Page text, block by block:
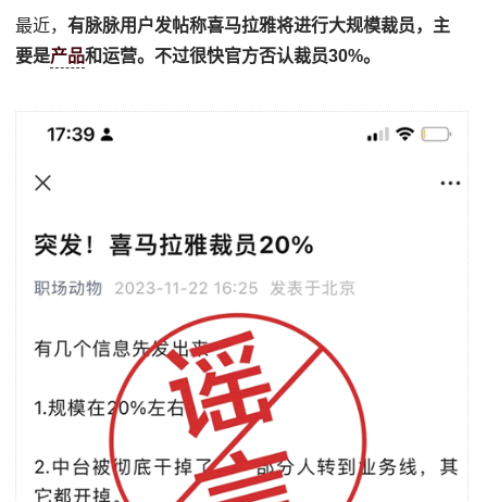
最近，有脉脉用户发帖称喜马拉雅将进行大规模裁员，主
要是产品和运营。不过很快官方否认裁员30%。